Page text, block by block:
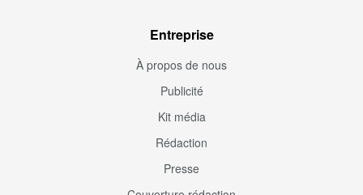
Entreprise
À propos de nous
Publicité
Kit média
Rédaction
Presse